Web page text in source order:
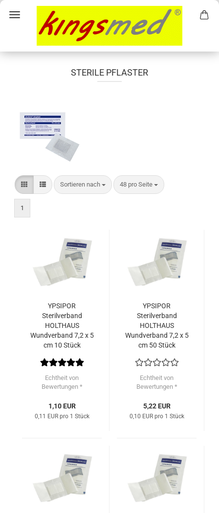
STERILE PFLASTER
Sortieren nach
Sortieren nach 48 pro Seite
pro Seite
1
YPSIPOR
Sterilverband
HOLTHAUS
Wundverband 7,2 x 5
cm 10 Stück
Echtheit von
Bewertungen *
1,10 EUR
0,11 EUR pro 1 Stück
YPSIPOR
Sterilverband
HOLTHAUS
Wundverband 7,2 x 5
cm 50 Stück
Echtheit von
Bewertungen *
5,22 EUR
0,10 EUR pro 1 Stück